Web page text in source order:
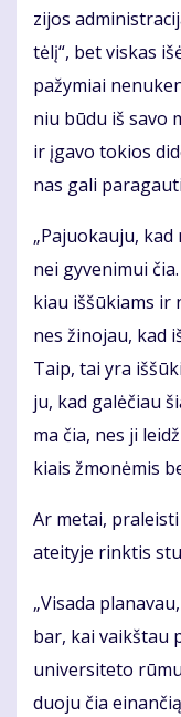
zi­jos
tė­lį“, bet vis­kas
pa­žy­miai
niu bū­du iš sa­vo
ir įga­vo to­kios
nas ga­li
„Pa­juo­kau­ju,
nei gy­ve­ni­mui
kiau iš­šū­kiams ir
nes ži­no­jau, kad
Taip, tai yra
ju, kad ga­lė­čiau
ma čia, nes ji
kiais žmo­nė­mis
Ar me­tai,
at­ei­ty­je rink­tis
„Vi­sa­da
bar, kai vaikš­tau
uni­ver­si­te­to
duo­ju čia